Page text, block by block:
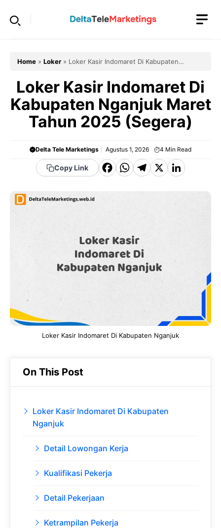
Home » Loker » Loker Kasir Indomaret Di Kabupaten
Loker Kasir Indomaret Di
Kabupaten Nganjuk Maret
Tahun 2025 (Segera)
Delta Tele Marketings Agustus 1, 2026 4 Min Read
Copy Link
F
e
o
o
W
a
t
s
A
p
p
T
g
a
m
X Li
k
e
Loker Kasir Indomaret Di Kabupaten Nganjuk
On This Post
Loker Kasir Indomaret Di Kabupaten
Nganjuk
Detail Lowongan Kerja
Kualifikasi Pekerja
Detail Pekerjaan
Ketrampilan Pekerja